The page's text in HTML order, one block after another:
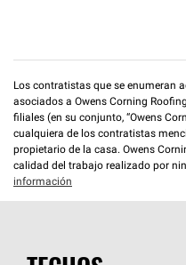
Los contratistas que se enumeran
asociados a Owens Corning
filiales (en su conjunto, “Owens
cualquiera de los contratistas
propietario de la casa. Owens
calidad del trabajo realizado por
información